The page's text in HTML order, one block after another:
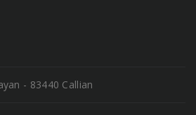
- 83440 Callian